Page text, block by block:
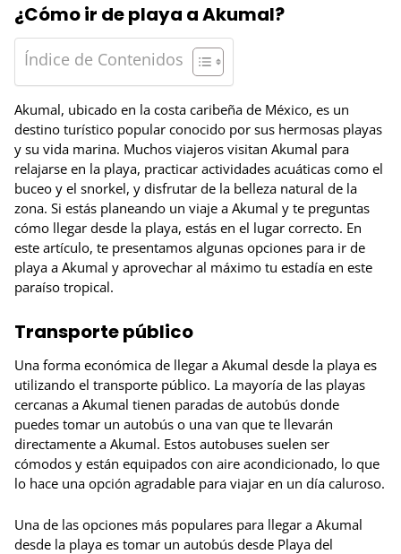
¿Cómo ir de playa a Akumal?
Índice de Contenidos
Akumal, ubicado en la costa caribeña de México, es un
destino turístico popular conocido por sus hermosas playas
y su vida marina. Muchos viajeros visitan Akumal para
relajarse en la playa, practicar actividades acuáticas como el
buceo y el snorkel, y disfrutar de la belleza natural de la
zona. Si estás planeando un viaje a Akumal y te preguntas
cómo llegar desde la playa, estás en el lugar correcto. En
este artículo, te presentamos algunas opciones para ir de
playa a Akumal y aprovechar al máximo tu estadía en este
paraíso tropical.
Transporte público
Una forma económica de llegar a Akumal desde la playa es
utilizando el transporte público. La mayoría de las playas
cercanas a Akumal tienen paradas de autobús donde
puedes tomar un autobús o una van que te llevarán
directamente a Akumal. Estos autobuses suelen ser
cómodos y están equipados con aire acondicionado, lo que
lo hace una opción agradable para viajar en un día caluroso.
Una de las opciones más populares para llegar a Akumal
desde la playa es tomar un autobús desde Playa del